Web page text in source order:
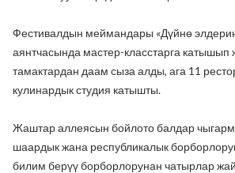
Фестивалдын меймандары «Дүйнө
аянтчасында мастер-класстарга катышып
тамактардан даам сыза алды, ага 11
кулинардык студия катышты.
Жаштар аллеясын бойлото балдар
шаардык жана республикалык
билим берүү борборлорунан чатырлар